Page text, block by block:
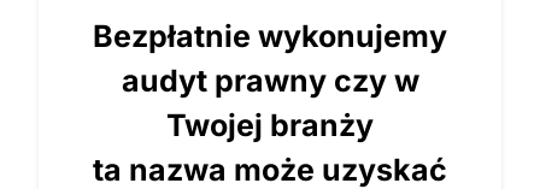
Bezpłatnie wykonujemy
audyt prawny czy w
Twojej branży
ta nazwa może uzyskać